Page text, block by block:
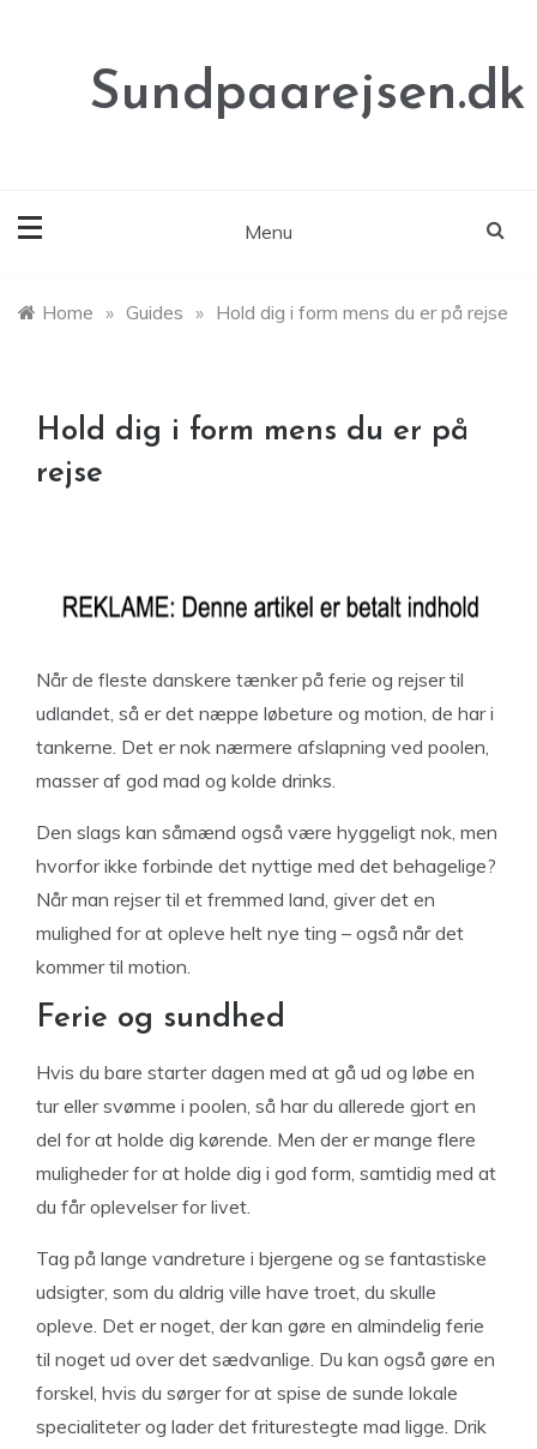
Sundpaarejsen.dk
Menu
Home » Guides » Hold dig i form mens du er på rejse
Hold dig i form mens du er på
rejse
Når de fleste danskere tænker på ferie og rejser til
udlandet, så er det næppe løbeture og motion, de har i
tankerne. Det er nok nærmere afslapning ved poolen,
masser af god mad og kolde drinks.
Den slags kan såmænd også være hyggeligt nok, men
hvorfor ikke forbinde det nyttige med det behagelige?
Når man rejser til et fremmed land, giver det en
mulighed for at opleve helt nye ting – også når det
kommer til motion.
Ferie og sundhed
Hvis du bare starter dagen med at gå ud og løbe en
tur eller svømme i poolen, så har du allerede gjort en
del for at holde dig kørende. Men der er mange flere
muligheder for at holde dig i god form, samtidig med at
du får oplevelser for livet.
Tag på lange vandreture i bjergene og se fantastiske
udsigter, som du aldrig ville have troet, du skulle
opleve. Det er noget, der kan gøre en almindelig ferie
til noget ud over det sædvanlige. Du kan også gøre en
forskel, hvis du sørger for at spise de sunde lokale
specialiteter og lader det friturestegte mad ligge. Drik